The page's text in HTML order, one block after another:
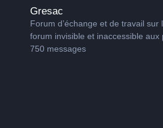
Gresac
Forum d’échange et de travail sur
forum invisible et inaccessible aux
750 messages